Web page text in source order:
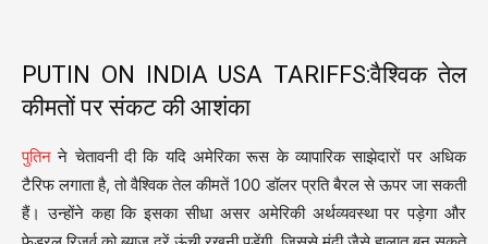
PUTIN ON INDIA USA TARIFFS:वैश्विक तेल
कीमतों पर संकट की आशंका
पुतिन ने चेतावनी दी कि यदि अमेरिका रूस के व्यापारिक साझेदारों पर अधिक
टैरिफ लगाता है, तो वैश्विक तेल कीमतें 100 डॉलर प्रति बैरल से ऊपर जा सकती
हैं। उन्होंने कहा कि इसका सीधा असर अमेरिकी अर्थव्यवस्था पर पड़ेगा और